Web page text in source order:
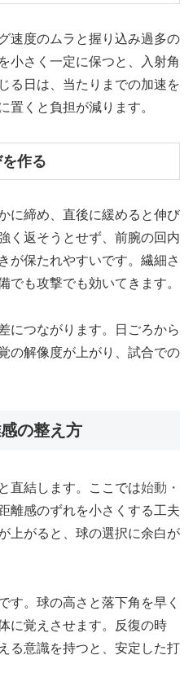
速度のムラと握り込み過多の
小さく一定に保つと、入射角
る日は、当たりまでの加速を
置くと負担が減ります。
作る
に締め、直後に緩めると伸び
く返そうとせず、前腕の回内
が保たれやすいです。繊細さ
でも攻撃でも効いてきます。
につながります。日ごろから
の解像度が上がり、試合での
の整え方
直結します。ここでは始動・
離感のずれを小さくする工夫
上がると、球の選択に余白が
す。球の高さと落下角を早く
に覚えさせます。反復の時
る意識を持つと、安定した打